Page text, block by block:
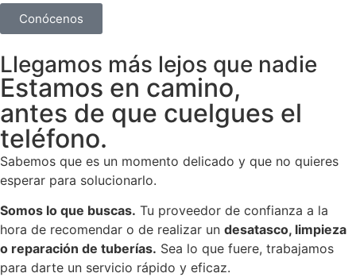
Conócenos
Llegamos más lejos que nadie
Estamos en camino,
antes de que cuelgues el
teléfono.
Sabemos que es un momento delicado y que no quieres
esperar para solucionarlo.
Somos lo que buscas. Tu proveedor de confianza a la
hora de recomendar o de realizar un desatasco, limpieza
o reparación de tuberías. Sea lo que fuere, trabajamos
para darte un servicio rápido y eficaz.